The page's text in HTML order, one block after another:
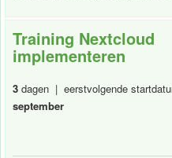
Training Nextcloud
implementeren
3 dagen | eerstvolgende
september